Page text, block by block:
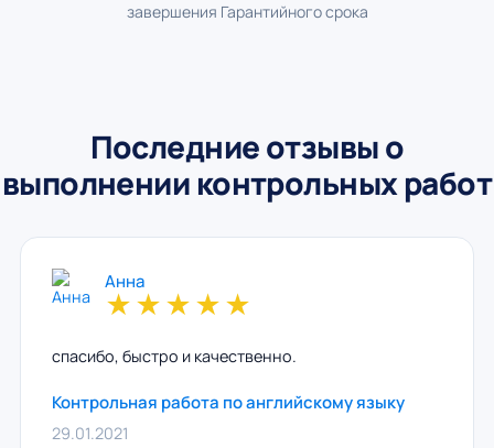
завершения Гарантийного срока
Последние отзывы о
выполнении контрольных работ
Анна
★★★★★
спасибо, быстро и качественно.
Контрольная работа по английскому языку
29.01.2021